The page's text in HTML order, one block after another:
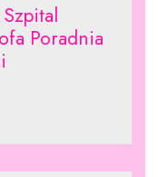
Poradnia